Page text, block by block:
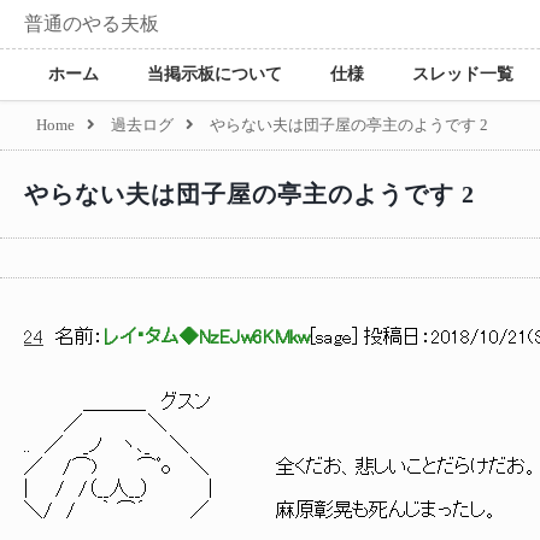
普通のやる夫板
ホーム 当掲示板について 仕様 スレッド一覧
Home 過去ログ やらない夫は団子屋の亭主のようです 2
やらない夫は団子屋の亭主のようです 2
24 名前： レイ・タム◆NzEJw6KMkw[ sage ] 投稿日： 2018/10/
＿＿＿_ グスン
／ ＼
.. ／ _ノ ヽ､_ ＼
／ /⌒) ⌒ﾟo ＼ 全くだお、悲しいことだらけだお。
| / /（__人__） |
＼/ / ｀ ⌒´ ／ 麻原彰晃も死んじまったし。